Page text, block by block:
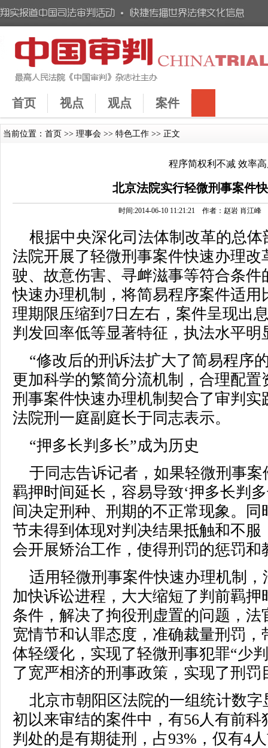
首页 视点 观点 案件
当前位置： 首页 >> 理事会 >> 特色工作 >> 正文
程序简权利不减 效率
北京法院实行轻微刑事案件
时间:2014-06-10 11:21:21 作者：赵岩 肖江
根据中央深化司法体制改革的总
法院开展了轻微刑事案件快速办理
驶、故意伤害、寻衅滋事等符合条
快速办理机制，将简易程序案件适用
理期限压缩到7日左右，案件呈现出
判发回率低等显著特征，执法水平明
“修改后的刑诉法扩大了简易程序
更加科学的繁简分流机制，合理配
刑事案件快速办理机制契合了审判
法院刑一庭副庭长于同志表示。
“押多长判多长”成为历史
于同志告诉记者，如果轻微刑事
羁押时间延长，容易导致‘押多长判
间决定刑种、刑期的不正常现象。
节未得到体现对判决结果抵触和不
会开展矫治工作，使得刑罚的惩罚和
适用轻微刑事案件快速办理机制
加快诉讼进程，大大缩短了判前羁
条件，解决了拘役刑虚置的问题，
宽情节和认罪态度，准确裁量刑罚
体轻缓化，实现了轻微刑事犯罪“少
了宽严相济的刑事政策，实现了刑
北京市朝阳区法院的一组统计数
初以来审结的案件中，有56人有前
判处的是有期徒刑，占93%，仅有4